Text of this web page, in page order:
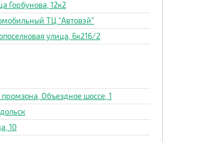
Горбунова, 12к2
ТЦ "Автовэй"
улица, 6к216/2
Объездное шоссе, 1
10